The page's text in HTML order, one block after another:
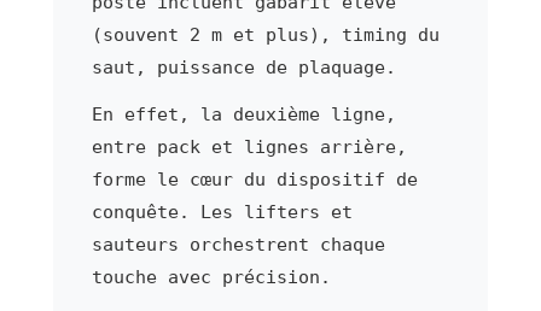
(souvent 2 m et plus), timing du
saut, puissance de plaquage.
En effet, la deuxième ligne,
entre pack et lignes arrière,
forme le cœur du dispositif de
conquête. Les lifters et
sauteurs orchestrent chaque
touche avec précision.